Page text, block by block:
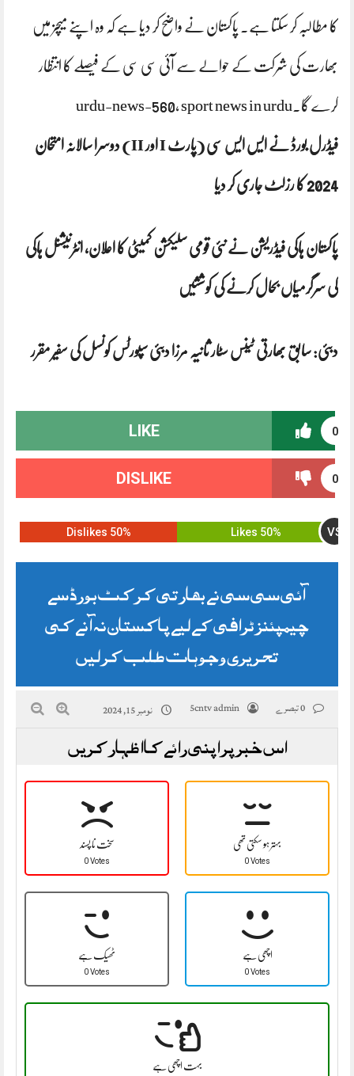
کا مطالبہ کر سکتا ہے۔ پاکستان نے واضح کر دیا ہے کہ وہ اپنے میچز میں
بھارت کی شرکت کے حوالے سے آئی سی سی کے فیصلے کا انتظار
کرے گا۔urdu-news-560، sport news in urdu
فیڈرل بورڈ نے ایس ایس سی (پارٹ I اور II) دوسرا سالانہ امتحان
2024 کا رزلٹ جاری کر دیا
پاکستان ہاکی فیڈریشن نے نئی قومی سلیکشن کمیٹی کا اعلان، انٹرنیشنل ہاکی
کی سرگرمیاں بحال کرنے کی کوششیں
دبئی: سابق بھارتی ٹینس سٹار ثانیہ مرزا دبئی سپورٹس کونسل کی سفیر مقرر
0
LIKE
0
DISLIKE
50% Likes VS
50% Dislikes
آئی سی سی نے بھارتی کرکٹ بورڈ سے
چیمپئنز ٹرافی کے لیے پاکستان نہ آنے کی
تحریری وجوہات طلب کر لیں
5cntv admin نومبر 15, 2024
اس خبر پر اپنی رائے کا اظہار کریں
سخت نا پسند
0 Votes
بہتر ہو سکتی تھی
0 Votes
ٹھیک ہے
0 Votes
اچھی ہے
0 Votes
بہت اچھی ہے